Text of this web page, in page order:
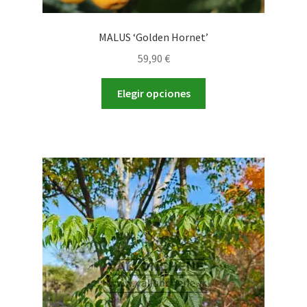
MALUS ‘Golden Hornet’
59,90 €
Elegir opciones
Las
opciones
se
pueden
elegir
en
la
página